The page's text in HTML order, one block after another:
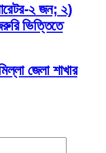
২ জন; ২)
ভিত্তিতে
জেলা শাখার